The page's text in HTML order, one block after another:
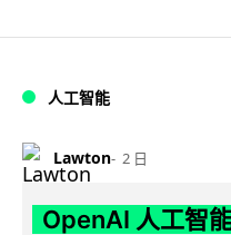
人工智能
Lawton 2 日
OpenAI 人工智